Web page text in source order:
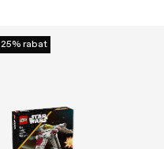
25% rabat